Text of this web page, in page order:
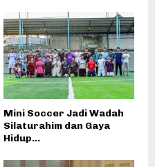
Mini Soccer Jadi Wadah
Silaturahim dan Gaya
Hidup...